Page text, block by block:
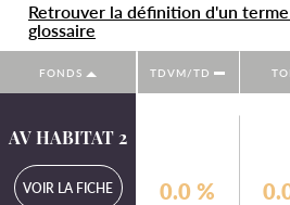
Retrouver la définition d'un
glossaire
FONDS TDVM/TD
AV HABITAT 2
VOIR LA FICHE 0.0 %